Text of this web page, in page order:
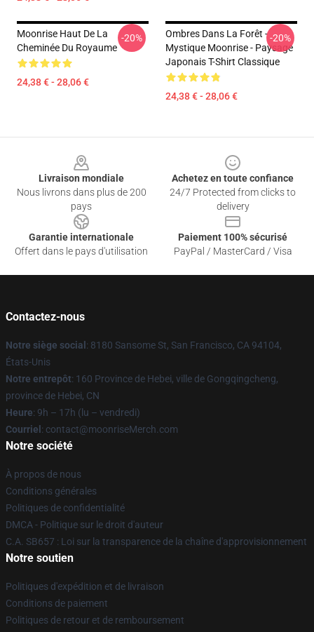
Moonrise Haut De La
Cheminée Du Royaume
24,38 € - 28,06 €
-20%
Ombres Dans La Forêt -
Mystique Moonrise - Paysage
Japonais T-Shirt Classique
24,38 € - 28,06 €
-20%
Livraison mondiale
Nous livrons dans plus de 200
pays
Achetez en toute confiance
24/7 Protected from clicks to
delivery
Garantie internationale
Offert dans le pays d'utilisation
Paiement 100% sécurisé
PayPal / MasterCard / Visa
Contactez-nous
Notre siège social : 8180 Sansome St, San Francisco, CA 94104,
États-Unis
Notre entrepôt: 160 Province de Hebei, ville de Gongqingcheng,
province de Hebei, CN
Heure: 9h – 17h (lu – vendredi)
Courriel : contact@moonriseMerch.com
Notre société
À propos de nous
Conditions générales
Politiques de confidentialité
DMCA - Politique sur le droit d'auteur
C.A. SB657 : Loi sur la transparence de la chaîne d'approvisionnement
Notre soutien
Politiques d'expédition et de livraison
Conditions de paiement
Politiques de retour et de remboursement